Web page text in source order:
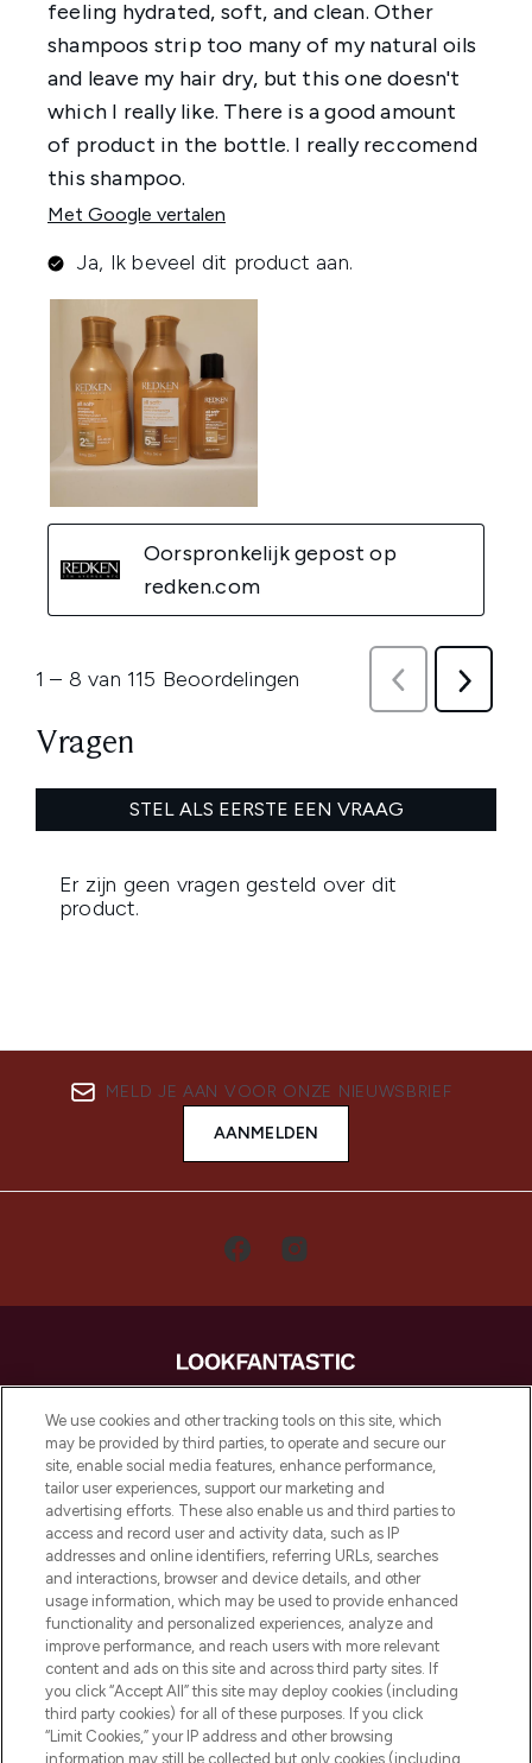
MELD JE AAN VOOR ONZE NIEUWSBRIEF
AANMELDEN
LOOKFANTASTIC is de ultieme online
beautybestemming van Europa, met de
beste huidverzorging, haarproducten en
make-up van meer dan 200 topmerken.
Shop online of via de app, met gratis
verzending vanaf €40.
Cookie-toestemming
Do Not Sell or Share My Personal
Information
HELP & INFORMATIE
We use cookies and other tracking tools on this site, which
may be provided by third parties, to operate and secure our
site, enable social media features, enhance performance,
tailor user experiences, support our marketing and
advertising efforts. These also enable us and third parties to
access and record user and activity data, such as IP
addresses and online identifiers, referring URLs, searches
and interactions, browser and device details, and other
usage information, which may be used to provide enhanced
functionality and personalized experiences, analyze and
improve performance, and reach users with more relevant
content and ads on this site and across third party sites. If
you click “Accept All” this site may deploy cookies (including
third party cookies) for all of these purposes. If you click
“Limit Cookies,” your IP address and other browsing
information may still be collected but only cookies (including